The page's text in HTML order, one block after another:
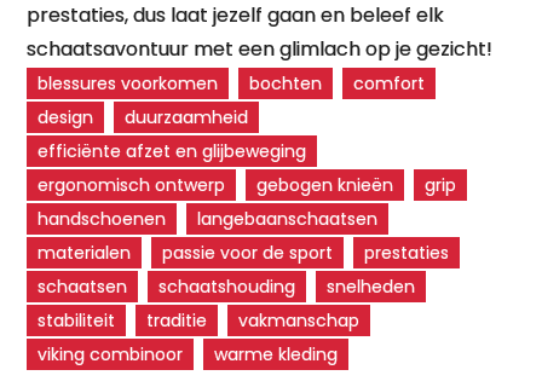
prestaties, dus laat jezelf gaan en beleef elk
schaatsavontuur met een glimlach op je gezicht!
blessures voorkomen bochten
comfort
design
duurzaamheid
efficiënte afzet en glijbeweging
ergonomisch ontwerp
gebogen knieën
grip
handschoenen
langebaanschaatsen
materialen
passie voor de sport
prestaties
schaatsen
schaatshouding
snelheden
stabiliteit
traditie
vakmanschap
viking combinoor
warme kleding